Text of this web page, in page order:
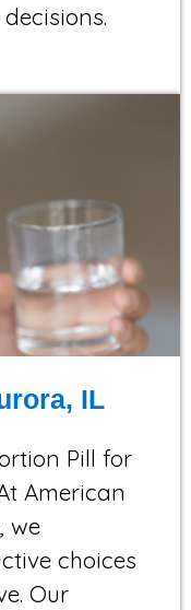
IL
Pill for
American
we
choices
Our